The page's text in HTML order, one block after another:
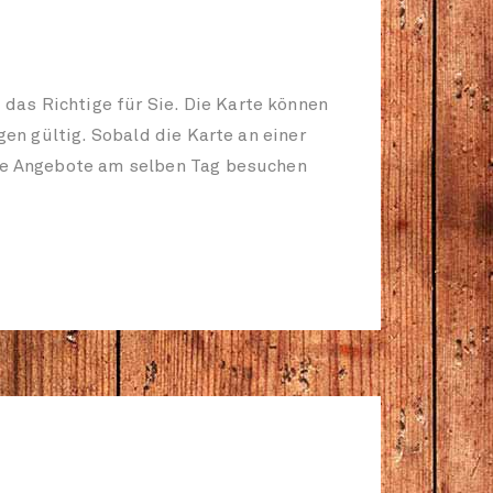
Richtige für Sie. Die Karte können
gültig. Sobald die Karte an einer
Angebote am selben Tag besuchen